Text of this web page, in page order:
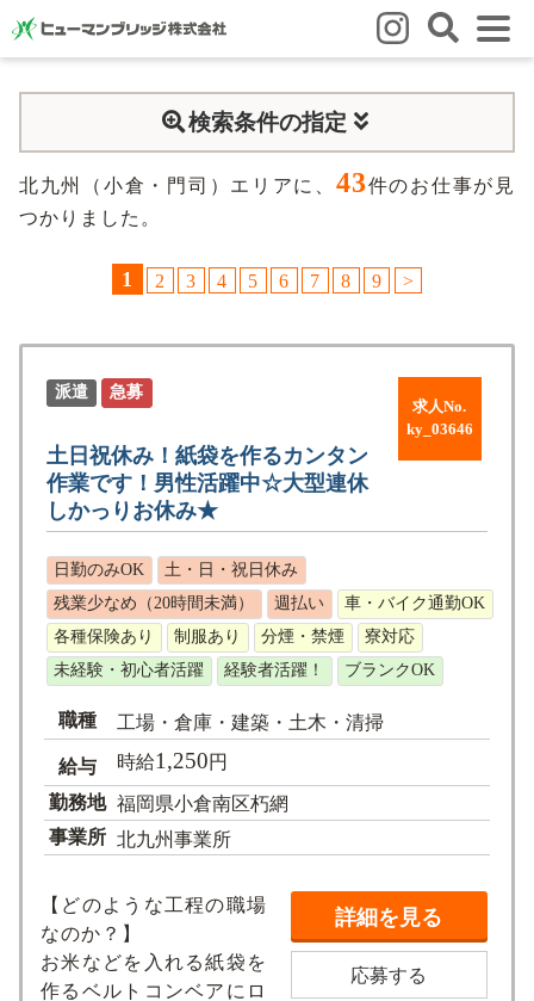
はじめての方
3つの強み いろいろな働き方
就業までの流れ HBのイイネ！
福利厚生 お悩み相談窓口 eラーニング
会社概要
ブログ
検索条件の指定
北九州（小倉・門司）エリアに、 43件のお仕事が見
つかりました。
1 2 3 4 5 6 7 8 9 >
求人No.
ky_03646
派遣 急募
土日祝休み！紙袋を作るカンタン
作業です！男性活躍中☆大型連休
しかっりお休み★
日勤のみOK
土・日・祝日休み
残業少なめ（20時間未満）
週払い
車・バイク通勤OK
各種保険あり
制服あり 分煙・禁煙
寮対応
未経験・初心者活躍
経験者活躍！ ブランクOK
職種 工場・倉庫・建築・土木・清掃
給与 時給1,250円
勤務地 福岡県小倉南区朽網
事業所 北九州事業所
【どのような工程の職場
なのか？】
お米などを入れる紙袋を
作るベルトコンベアにロ
詳細を見る
応募する